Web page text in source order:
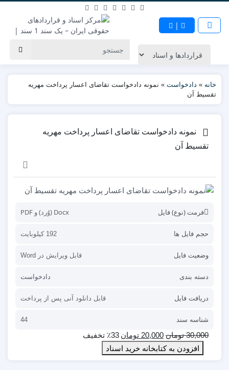
|
خانه » دادخواست » نمونه دادخواست تقاضای اعسار پرداخت مهریه
تقسیط آن
نمونه دادخواست تقاضای اعسار پرداخت مهریه
تقسیط آن
فرمت (نوع) فایل Docx (وُرد) و PDF
حجم فایل ها 192 کیلوبایت
وضعیت فایل قابل ویرایش در Word
دسته بندی دادخواست
دریافت فایل قابل دانلود آنی پس از پرداخت
شناسه سند 44
30,000 تومان 20,000 تومان ٪33 تخفیف
افزودن به کتابخانه خرید اسناد